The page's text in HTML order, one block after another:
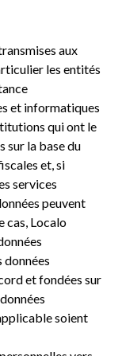
aux
les entités
et informatiques
qui ont le
sur la base du
et, si
services
peuvent
cas, Localo
données
et fondées sur
soient